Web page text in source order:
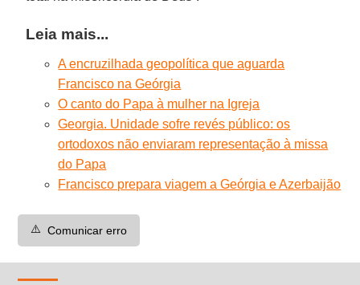
Leia mais...
A encruzilhada geopolítica que aguarda
Francisco na Geórgia
O canto do Papa à mulher na Igreja
Georgia. Unidade sofre revés público: os
ortodoxos não enviaram representação à missa
do Papa
Francisco prepara viagem a Geórgia e Azerbaijão
⚠️ Comunicar erro